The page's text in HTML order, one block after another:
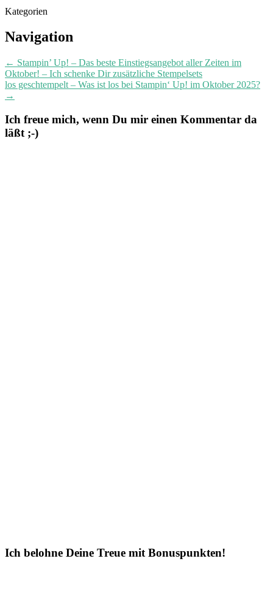
Kategorien
Post
Navigation
← Stampin’ Up! – Das beste Einstiegsangebot aller Zeiten im
Oktober! – Ich schenke Dir zusätzliche Stempelsets
los geschtempelt – Was ist los bei Stampin‘ Up! im Oktober 2025?
→
Ich freue mich, wenn Du mir einen Kommentar da
läßt ;-)
Ich belohne Deine Treue mit Bonuspunkten!